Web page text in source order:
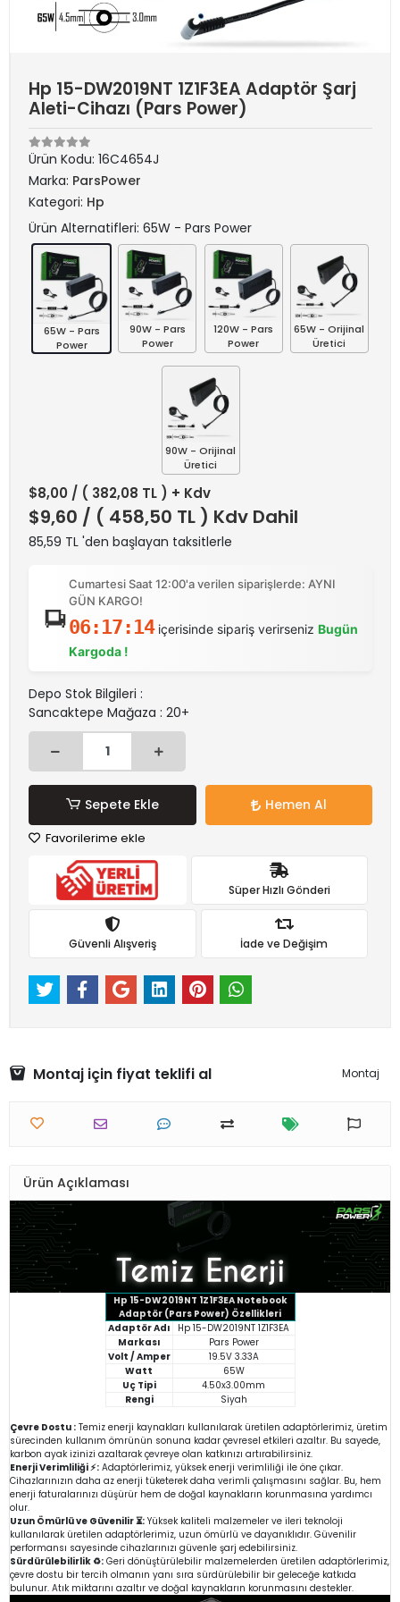
Hp 15-DW2019NT 1Z1F3EA Adaptör Şarj
Aleti-Cihazı (Pars Power)
Ürün Kodu: 16C4654J
Marka: ParsPower
Kategori: Hp
Ürün Alternatifleri: 65W - Pars Power
65W - Pars
Power
90W - Pars
Power
120W - Pars
Power
65W - Orijinal
Üretici
90W - Orijinal
Üretici
$8,00 / ( 382,08 TL ) + Kdv
$9,60 / ( 458,50 TL ) Kdv Dahil
85,59 TL 'den başlayan taksitlerle
Cumartesi Saat 12:00'a verilen siparişlerde: AYNI
GÜN KARGO!
06:17:14içerisinde sipariş verirseniz Bugün
Kargoda !
Depo Stok Bilgileri :
Sancaktepe Mağaza : 20+
Sepete Ekle Hemen Al
Favorilerime ekle
Süper Hızlı Gönderi
Güvenli Alışveriş İade ve Değişim
Montaj için fiyat teklifi al Montaj
Ürün Açıklaması
Hp 15-DW2019NT 1Z1F3EA Notebook
Adaptör (Pars Power) Özellikleri
Adaptör Adı
Hp 15-DW2019NT 1Z1F3EA
Markası
Pars Power
Volt / Amper
19.5V 3.33A
Watt
65W
Uç Tipi
4.50x3.00mm
Rengi
Siyah
Çevre Dostu : Temiz enerji kaynakları kullanılarak üretilen adaptörlerimiz, üretim
sürecinden kullanım ömrünün sonuna kadar çevresel etkileri azaltır. Bu sayede,
karbon ayak izinizi azaltarak çevreye olan katkınızı artırabilirsiniz.
Enerji Verimliliği ⚡: Adaptörlerimiz, yüksek enerji verimliliği ile öne çıkar.
Cihazlarınızın daha az enerji tüketerek daha verimli çalışmasını sağlar. Bu, hem
enerji faturalarınızı düşürür hem de doğal kaynakların korunmasına yardımcı
olur.
Uzun Ömürlü ve Güvenilir ⏳: Yüksek kaliteli malzemeler ve ileri teknoloji
kullanılarak üretilen adaptörlerimiz, uzun ömürlü ve dayanıklıdır. Güvenilir
performansı sayesinde cihazlarınızı güvenle şarj edebilirsiniz.
Sürdürülebilirlik ♻️: Geri dönüştürülebilir malzemelerden üretilen adaptörlerimiz,
çevre dostu bir tercih olmanın yanı sıra sürdürülebilir bir geleceğe katkıda
bulunur. Atık miktarını azaltır ve doğal kaynakların korunmasını destekler.